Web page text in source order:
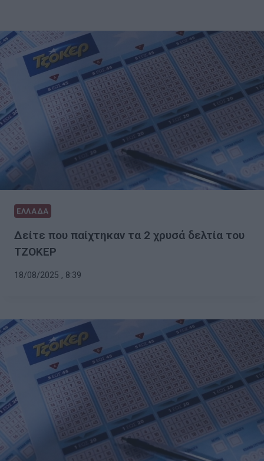
ΕΛΛΑΔΑ
Δείτε που παίχτηκαν τα 2 χρυσά δελτία του
ΤΖΟΚΕΡ
18/08/2025 , 8:39